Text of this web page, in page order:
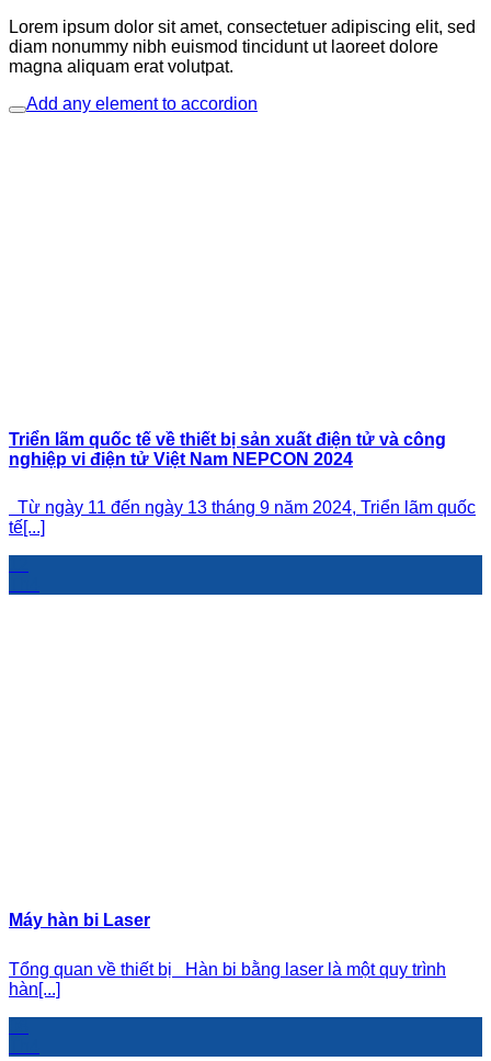
Lorem ipsum dolor sit amet, consectetuer adipiscing elit, sed
diam nonummy nibh euismod tincidunt ut laoreet dolore
magna aliquam erat volutpat.
Add any element to accordion
Triển lãm quốc tế về thiết bị sản xuất điện tử và công
nghiệp vi điện tử Việt Nam NEPCON 2024
Từ ngày 11 đến ngày 13 tháng 9 năm 2024, Triển lãm quốc
tế[...]
Máy hàn bi Laser
Tổng quan về thiết bị Hàn bi bằng laser là một quy trình
hàn[...]